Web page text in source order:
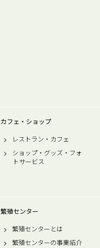
カフェ・ショップ
レストラン・カフェ
ショップ・グッズ・フォ
トサービス
繁殖センター
繁殖センターとは
繁殖センターの事業紹介